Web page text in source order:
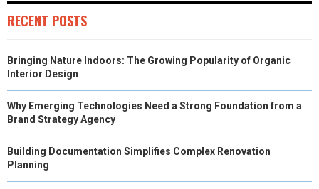
)
RECENT POSTS
Bringing Nature Indoors: The Growing Popularity of Organic
Interior Design
Why Emerging Technologies Need a Strong Foundation from a
Brand Strategy Agency
Building Documentation Simplifies Complex Renovation
Planning